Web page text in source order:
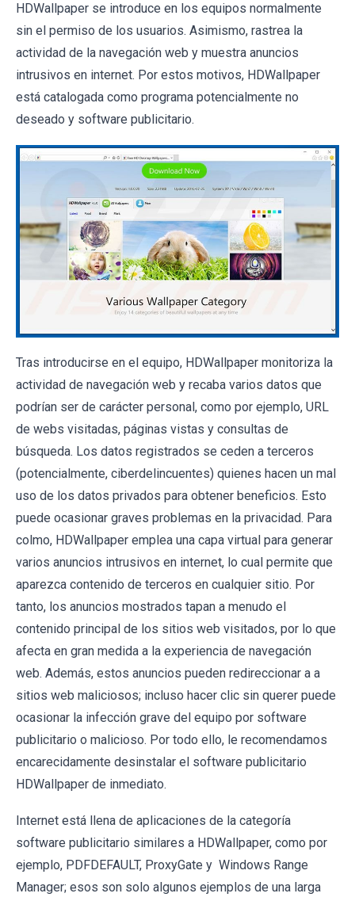
HDWallpaper se introduce en los equipos normalmente
sin el permiso de los usuarios. Asimismo, rastrea la
actividad de la navegación web y muestra anuncios
intrusivos en internet. Por estos motivos, HDWallpaper
está catalogada como programa potencialmente no
deseado y software publicitario.
Tras introducirse en el equipo, HDWallpaper monitoriza la
actividad de navegación web y recaba varios datos que
podrían ser de carácter personal, como por ejemplo, URL
de webs visitadas, páginas vistas y consultas de
búsqueda. Los datos registrados se ceden a terceros
(potencialmente, ciberdelincuentes) quienes hacen un mal
uso de los datos privados para obtener beneficios. Esto
puede ocasionar graves problemas en la privacidad. Para
colmo, HDWallpaper emplea una capa virtual para generar
varios anuncios intrusivos en internet, lo cual permite que
aparezca contenido de terceros en cualquier sitio. Por
tanto, los anuncios mostrados tapan a menudo el
contenido principal de los sitios web visitados, por lo que
afecta en gran medida a la experiencia de navegación
web. Además, estos anuncios pueden redireccionar a a
sitios web maliciosos; incluso hacer clic sin querer puede
ocasionar la infección grave del equipo por software
publicitario o malicioso. Por todo ello, le recomendamos
encarecidamente desinstalar el software publicitario
HDWallpaper de inmediato.
Internet está llena de aplicaciones de la categoría
software publicitario similares a HDWallpaper, como por
ejemplo, PDFDEFAULT, ProxyGate y Windows Range
Manager; esos son solo algunos ejemplos de una larga